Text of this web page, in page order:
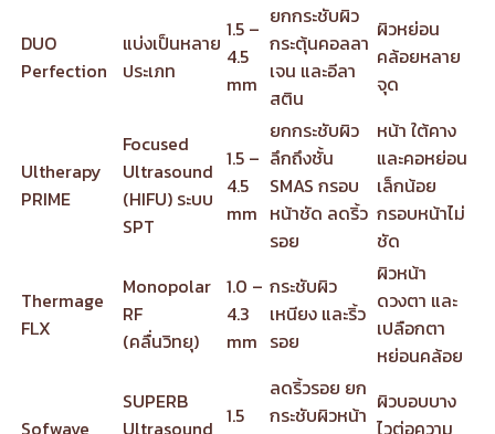
DUO
Perfection
แบ่งเป็นหลาย
ประเภท
1.5 –
4.5
mm
ยกกระชับผิว
กระตุ้นคอลลา
เจน และอีลา
สติน
ผิวหย่อน
คล้อยหลาย
จุด
Ultherapy
PRIME
Focused
Ultrasound
(HIFU) ระบบ
SPT
1.5 –
4.5
mm
ยกกระชับผิว
ลึกถึงชั้น
SMAS กรอบ
หน้าชัด ลดริ้ว
รอย
หน้า ใต้คาง
และคอหย่อน
เล็กน้อย
กรอบหน้าไม่
ชัด
Thermage
FLX
Monopolar
RF
(คลื่นวิทยุ)
1.0 –
4.3
mm
กระชับผิว
เหนียง และริ้ว
รอย
ผิวหน้า
ดวงตา และ
เปลือกตา
หย่อนคล้อย
Sofwave
SUPERB
Ultrasound 1.5
ลดริ้วรอย ยก
กระชับผิวหน้า
ผิวบอบบาง
ไวต่อความ